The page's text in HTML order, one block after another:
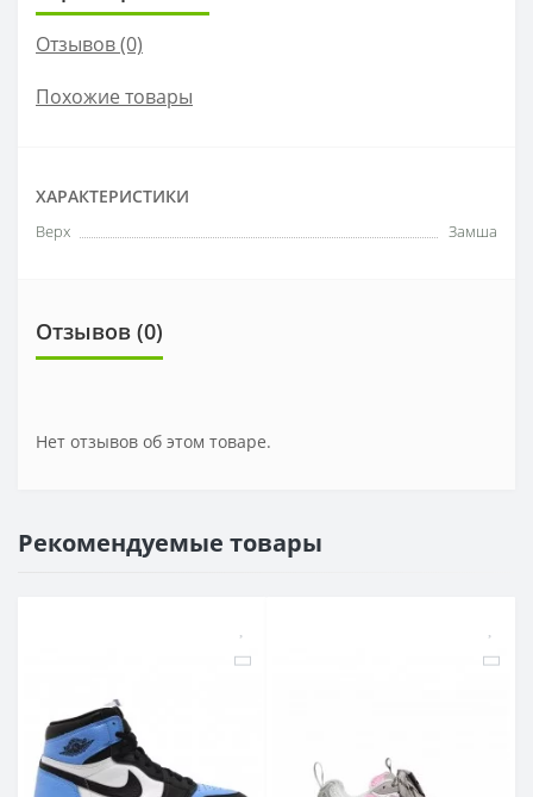
Отзывов (0)
Похожие товары
ХАРАКТЕРИСТИКИ
Верх Замша
Отзывов (0)
Нет отзывов об этом товаре.
Рекомендуемые товары